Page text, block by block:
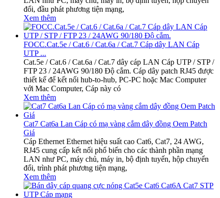
đổi, đầu phát phương tiện mạng,
Xem thêm
FOCC.Cat.5e / Cat.6 / Cat.6a / Cat.7 Cáp dây LAN Cáp
UTP ...
Cat.5e / Cat.6 / Cat.6a / Cat.7 dây cáp LAN Cáp UTP / STP /
FTP 23 / 24AWG 90/180 Độ cắm. Cáp dây patch RJ45 được
thiết kế để kết nối hub-to-hub, PC-PC hoặc Mac Computer
với Mac Computer, Cáp này có
Xem thêm
Cat7 Cat6a Lan Cáp có mạ vàng cắm dây đồng Oem Patch
Giá
Cáp Ethernet Ethernet hiệu suất cao Cat6, Cat7, 24 AWG,
RJ45 cung cấp kết nối phổ biến cho các thành phần mạng
LAN như PC, máy chủ, máy in, bộ định tuyến, hộp chuyển
đổi, trình phát phương tiện mạng,
Xem thêm